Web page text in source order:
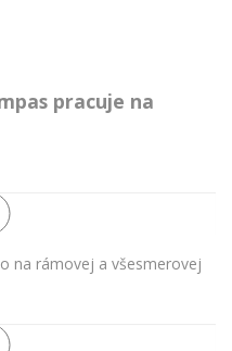
pracuje na
na rámovej a všesmerovej